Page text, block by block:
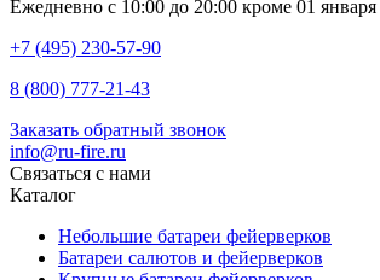
Ежедневно с 10:00 до 20:00 кроме 01 января
+7 (495) 230-57-90
8 (800) 777-21-43
Заказать обратный звонок
info@ru-fire.ru
Связаться с нами
Каталог
Небольшие батареи фейерверков
Батареи салютов и фейерверков